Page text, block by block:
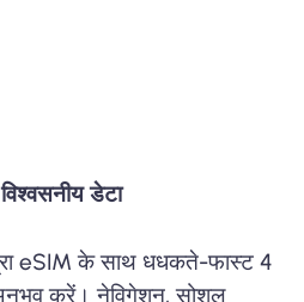
डेटा
eSIM के साथ धधकते-फास्ट 4
करें। नेविगेशन, सोशल